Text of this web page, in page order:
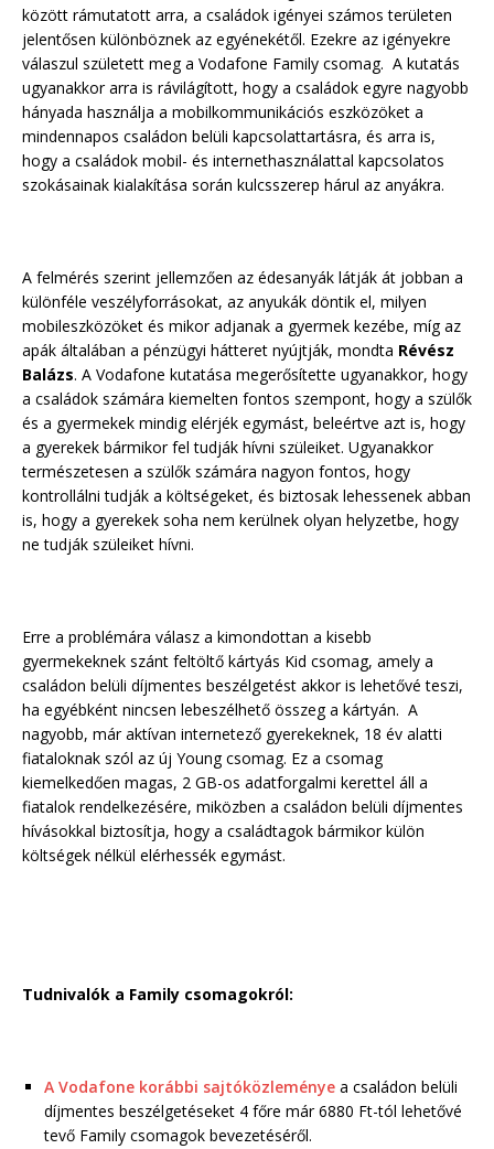
között rámutatott arra, a családok igényei számos területen
jelentősen különböznek az egyénekétől. Ezekre az igényekre
válaszul született meg a Vodafone Family csomag. A kutatás
ugyanakkor arra is rávilágított, hogy a családok egyre nagyobb
hányada használja a mobilkommunikációs eszközöket a
mindennapos családon belüli kapcsolattartásra, és arra is,
hogy a családok mobil- és internethasználattal kapcsolatos
szokásainak kialakítása során kulcsszerep hárul az anyákra.
A felmérés szerint jellemzően az édesanyák látják át jobban a
különféle veszélyforrásokat, az anyukák döntik el, milyen
mobileszközöket és mikor adjanak a gyermek kezébe, míg az
apák általában a pénzügyi hátteret nyújtják, mondta Révész
Balázs. A Vodafone kutatása megerősítette ugyanakkor, hogy
a családok számára kiemelten fontos szempont, hogy a szülők
és a gyermekek mindig elérjék egymást, beleértve azt is, hogy
a gyerekek bármikor fel tudják hívni szüleiket. Ugyanakkor
természetesen a szülők számára nagyon fontos, hogy
kontrollálni tudják a költségeket, és biztosak lehessenek abban
is, hogy a gyerekek soha nem kerülnek olyan helyzetbe, hogy
ne tudják szüleiket hívni.
Erre a problémára válasz a kimondottan a kisebb
gyermekeknek szánt feltöltő kártyás Kid csomag, amely a
családon belüli díjmentes beszélgetést akkor is lehetővé teszi,
ha egyébként nincsen lebeszélhető összeg a kártyán. A
nagyobb, már aktívan internetező gyerekeknek, 18 év alatti
fiataloknak szól az új Young csomag. Ez a csomag
kiemelkedően magas, 2 GB-os adatforgalmi kerettel áll a
fiatalok rendelkezésére, miközben a családon belüli díjmentes
hívásokkal biztosítja, hogy a családtagok bármikor külön
költségek nélkül elérhessék egymást.
Tudnivalók a Family csomagokról:
A Vodafone korábbi sajtóközleménye a családon belüli
díjmentes beszélgetéseket 4 főre már 6880 Ft-tól lehetővé
tevő Family csomagok bevezetéséről.